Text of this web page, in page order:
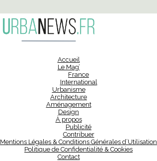
Accueil
Le Mag’
France
International
Urbanisme
Architecture
Aménagement
Design
À propos
Publicité
Contribuer
Mentions Légales & Conditions Générales d’Utilisation
Politique de Confidentialité & Cookies
Contact